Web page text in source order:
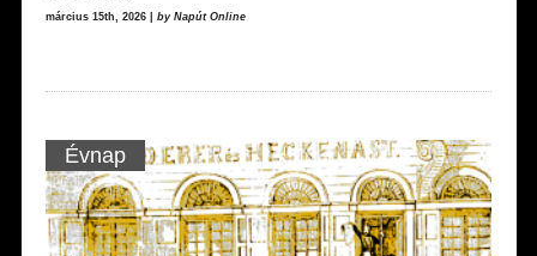
március 15th, 2026 | by Napút Online
Évnap